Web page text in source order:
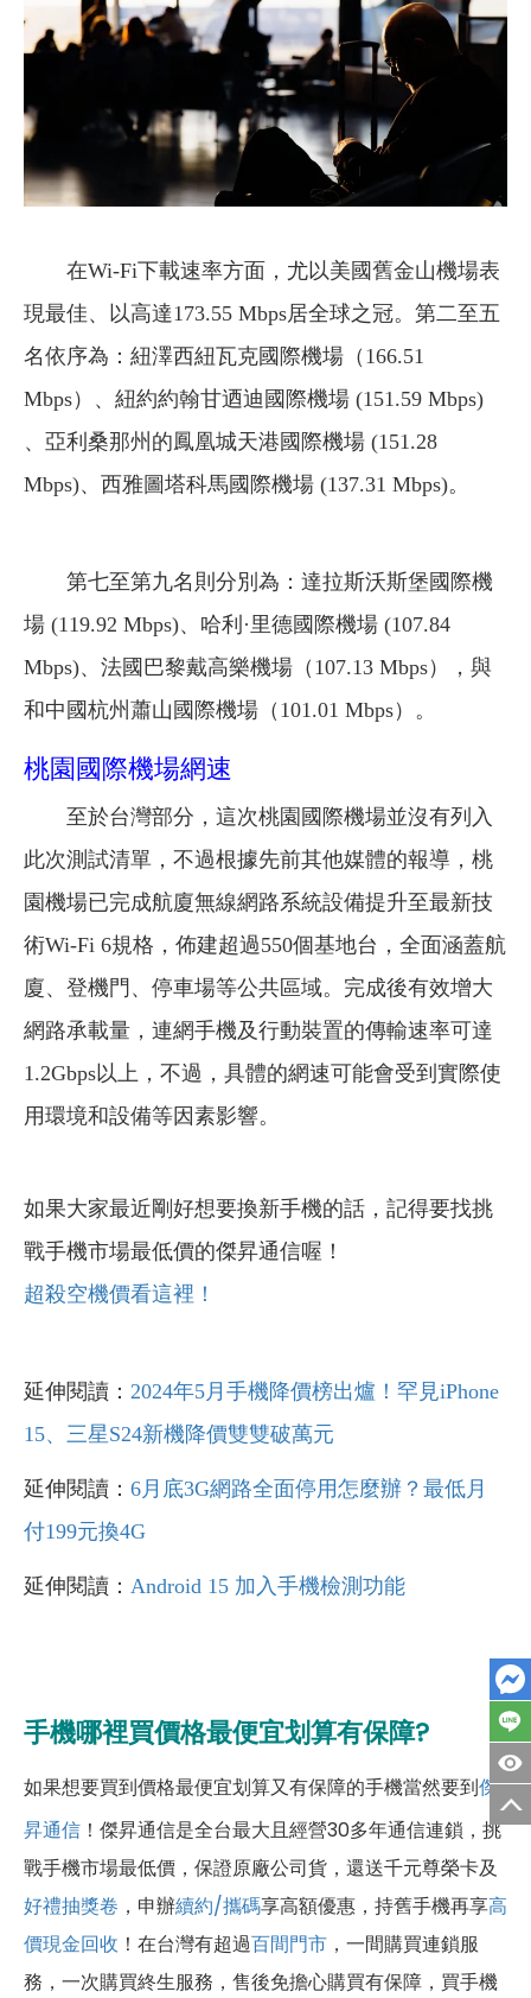
在Wi-Fi下載速率方面，尤以美國舊金山機場表
現最佳、以高達173.55 Mbps居全球之冠。第二至五
名依序為：紐澤西紐瓦克國際機場（166.51
Mbps）、紐約約翰甘迺迪國際機場 (151.59 Mbps)
、亞利桑那州的鳳凰城天港國際機場 (151.28
Mbps)、西雅圖塔科馬國際機場 (137.31 Mbps)。
第七至第九名則分別為：達拉斯沃斯堡國際機
場 (119.92 Mbps)、哈利·里德國際機場 (107.84
Mbps)、法國巴黎戴高樂機場（107.13 Mbps），與
和中國杭州蕭山國際機場（101.01 Mbps）。
桃園國際機場網速
至於台灣部分，這次桃園國際機場並沒有列入
此次測試清單，不過根據先前其他媒體的報導，桃
園機場已完成航廈無線網路系統設備提升至最新技
術Wi-Fi 6規格，佈建超過550個基地台，全面涵蓋航
廈、登機門、停車場等公共區域。完成後有效增大
網路承載量，連網手機及行動裝置的傳輸速率可達
1.2Gbps以上，不過，具體的網速可能會受到實際使
用環境和設備等因素影響。
如果大家最近剛好想要換新手機的話，記得要找挑
戰手機市場最低價的傑昇通信喔！
超殺空機價看這裡！
延伸閱讀： 2024年5月手機降價榜出爐！罕見iPhone
15、三星S24新機降價雙雙破萬元
延伸閱讀： 6月底3G網路全面停用怎麼辦？最低月
付199元換4G
延伸閱讀： Android 15 加入手機檢測功能
手機哪裡買價格最便宜划算有保障?
如果想要買到價格最便宜划算又有保障的手機當然要到傑
昇通信 ！傑昇通信是全台最大且經營30多年通信連鎖，挑
戰手機市場最低價，保證原廠公司貨，還送千元尊榮卡及
好禮抽獎卷 ，申辦續約/攜碼享高額優惠，持舊手機再享高
價現金回收 ！ 在台灣有超過百間門市 ，一間購買連鎖服
務，一次購買終生服務，售後免擔心購買有保障，買手機